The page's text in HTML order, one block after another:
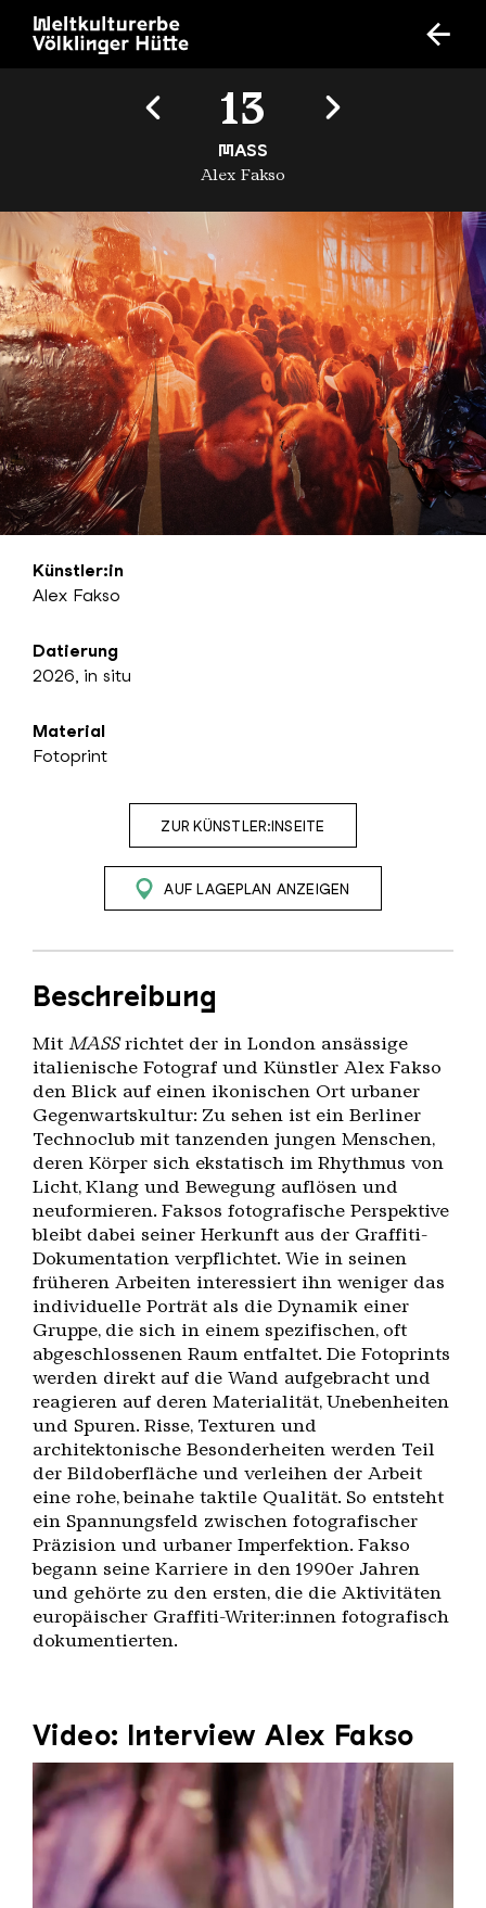
13
MASS
Alex Fakso
Künstler:in
Alex Fakso
Datierung
2026, in situ
Material
Fotoprint
ZUR KÜNSTLER:INSEITE
AUF LAGEPLAN ANZEIGEN
Beschreibung
Mit MASSrichtet der in London ansässige
italienische Fotograf und Künstler Alex Fakso
den Blick auf einen ikonischen Ort urbaner
Gegenwartskultur: Zu sehen ist ein Berliner
Technoclub mit tanzenden jungen Menschen,
deren Körper sich ekstatisch im Rhythmus von
Licht, Klang und Bewegung auflösen und
neuformieren. Faksos fotografische Perspektive
bleibt dabei seiner Herkunft aus der Graffiti-
Dokumentation verpflichtet. Wie in seinen
früheren Arbeiten interessiert ihn weniger das
individuelle Porträt als die Dynamik einer
Gruppe, die sich in einem spezifischen, oft
abgeschlossenen Raum entfaltet. Die Fotoprints
werden direkt auf die Wand aufgebracht und
reagieren auf deren Materialität, Unebenheiten
und Spuren. Risse, Texturen und
architektonische Besonderheiten werden Teil
der Bildoberfläche und verleihen der Arbeit
eine rohe, beinahe taktile Qualität. So entsteht
ein Spannungsfeld zwischen fotografischer
Präzision und urbaner Imperfektion. Fakso
begann seine Karriere in den 1990er Jahren
und gehörte zu den ersten, die die Aktivitäten
europäischer Graffiti-Writer:innen fotografisch
dokumentierten.
Video: Interview Alex Fakso